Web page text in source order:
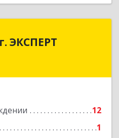
ЭКСПЕРТ
12
1
ЭКСПЕРТ
обл, Новошахтинск г,